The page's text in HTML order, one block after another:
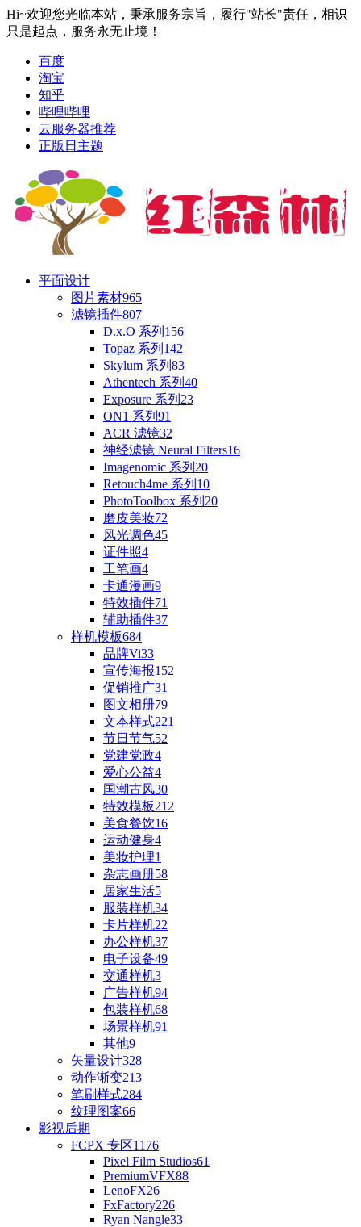
Hi~欢迎您光临本站，秉承服务宗旨，履行"站长"责任，相识
只是起点，服务永无止境！
百度
淘宝
知乎
哔哩哔哩
云服务器推荐
正版日主题
平面设计
图片素材965
滤镜插件807
D.x.O 系列 156
Topaz 系列 142
Skylum 系列 83
Athentech 系列 40
Exposure 系列 23
ON1 系列 91
ACR 滤镜32
神经滤镜 Neural Filters16
Imagenomic 系列 20
Retouch4me 系列 10
PhotoToolbox 系列 20
磨皮美妆72
风光调色45
证件照4
工笔画4
卡通漫画9
特效插件71
辅助插件37
样机模板684
品牌Vi33
宣传海报152
促销推广31
图文相册79
文本样式221
节日节气52
党建党政4
爱心公益4
国潮古风30
特效模板212
美食餐饮16
运动健身4
美妆护理1
杂志画册58
居家生活5
服装样机34
卡片样机22
办公样机37
电子设备49
交通样机3
广告样机94
包装样机68
场景样机91
其他9
矢量设计328
动作渐变213
笔刷样式284
纹理图案66
影视后期
FCPX 专区1176
Pixel Film Studios61
PremiumVFX88
LenoFX26
FxFactory226
Ryan Nangle33